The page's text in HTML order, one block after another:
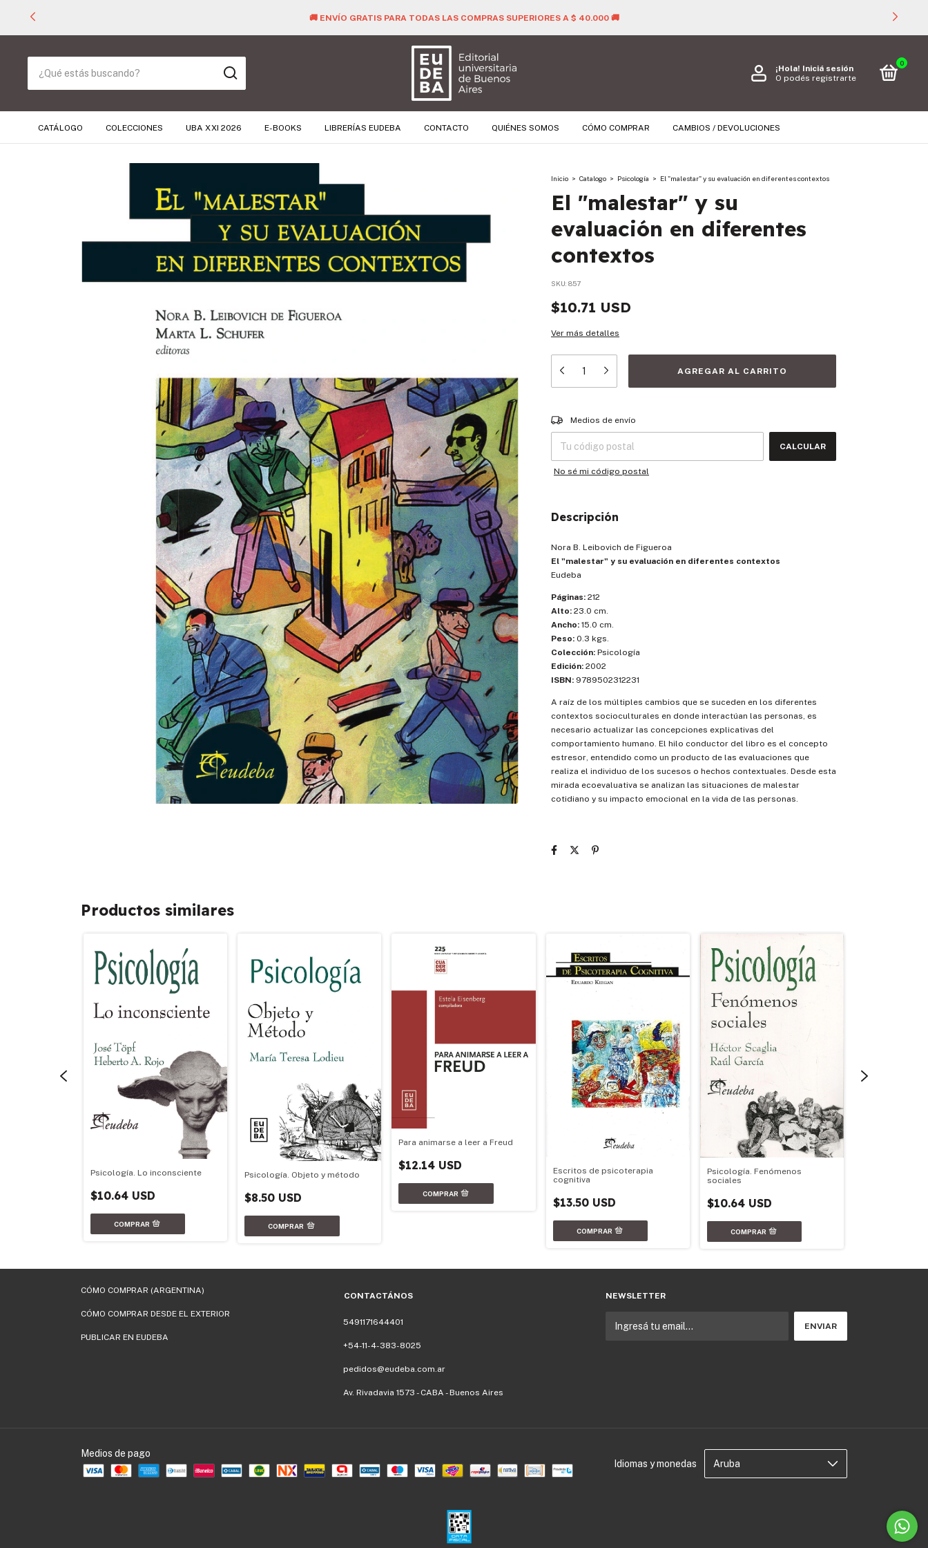
🚚 ENVÍO GRATIS PARA TODAS LAS COMPRAS SUPERIORES A $ 40.000 🚚
¡Hola! Iniciá sesión
O podés registrarte
0
CATÁLOGO COLECCIONES UBA XXI 2026 E-BOOKS LIBRERÍAS EUDEBA CONTACTO QUIÉNES SOMOS CÓMO COMPRAR CAMBIOS / DEVOLUCIONES
Inicio > Catalogo > Psicología > El "malestar" y su evaluación en diferentes contextos
El "malestar" y su
evaluación en diferentes
contextos
SKU: 857
$10.71 USD
Ver más detalles
Entregas para el CP:
Medios de envío
CALCULAR
No sé mi código postal
Descripción
Nora B. Leibovich de Figueroa
El "malestar" y su evaluación en diferentes contextos
Eudeba
Páginas: 212
Alto: 23.0 cm.
Ancho: 15.0 cm.
Peso: 0.3 kgs.
Colección: Psicología
Edición: 2002
ISBN: 9789502312231
A raíz de los múltiples cambios que se suceden en los diferentes
contextos socioculturales en donde interactúan las personas, es
necesario actualizar las concepciones explicativas del
comportamiento humano. El hilo conductor del libro es el concepto
estresor, entendido como un producto de las evaluaciones que
realiza el individuo de los sucesos o hechos contextuales. Desde esta
mirada ecoevaluativa se analizan las situaciones de malestar
cotidiano y su impacto emocional en la vida de las personas.
Productos similares
Psicología. Lo inconsciente
$10.64 USD
Psicología. Objeto y método
$8.50 USD
Para animarse a leer a Freud
$12.14 USD
Escritos de psicoterapia
cognitiva
$13.50 USD
Psicología. Fenómenos
sociales
$10.64 USD
CÓMO COMPRAR (ARGENTINA)
CÓMO COMPRAR DESDE EL EXTERIOR
PUBLICAR EN EUDEBA
CONTACTÁNOS
5491171644401
+54-11-4-383-8025
pedidos@eudeba.com.ar
Av. Rivadavia 1573 - CABA - Buenos Aires
NEWSLETTER
Medios de pago
Idiomas y monedas